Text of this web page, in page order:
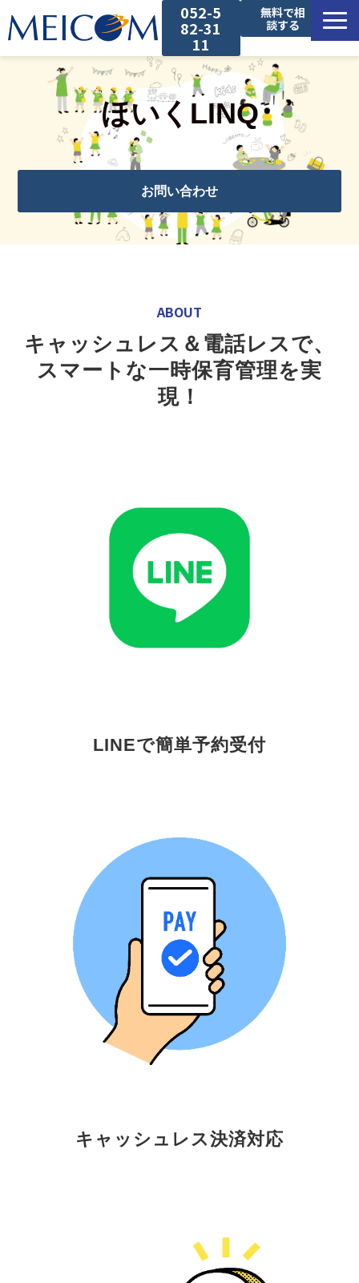
052-5
82-31
11
無料で相
談する
サービス一覧
セミナー
コラム
ほいくLINQ
お問い合わせ
ABOUT
キャッシュレス＆電話レスで、
スマートな一時保育管理を実
現！
LINEで簡単予約受付
キャッシュレス決済対応